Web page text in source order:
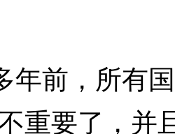
前，所有国
重要了，并